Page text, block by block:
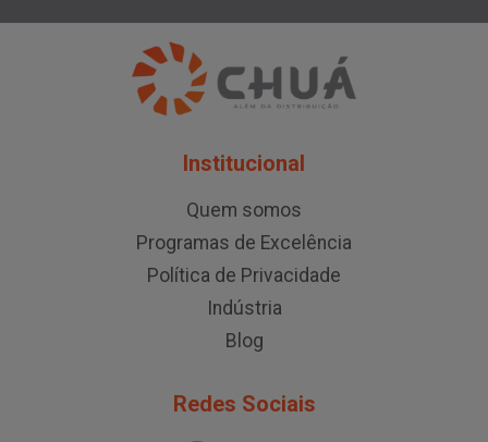
Institucional
Quem somos
Programas de Excelência
Política de Privacidade
Indústria
Blog
Redes Sociais